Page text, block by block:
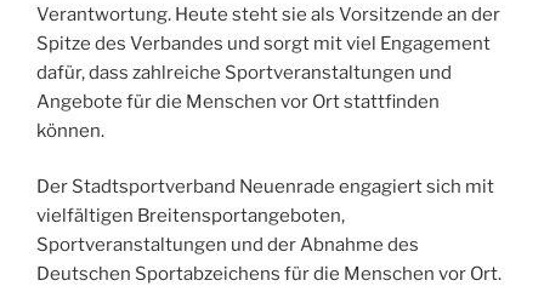
Verantwortung. Heute steht sie als Vorsitzende an der
Spitze des Verbandes und sorgt mit viel Engagement
dafür, dass zahlreiche Sportveranstaltungen und
Angebote für die Menschen vor Ort stattfinden
können.
Der Stadtsportverband Neuenrade engagiert sich mit
vielfältigen Breitensportangeboten,
Sportveranstaltungen und der Abnahme des
Deutschen Sportabzeichens für die Menschen vor Ort.